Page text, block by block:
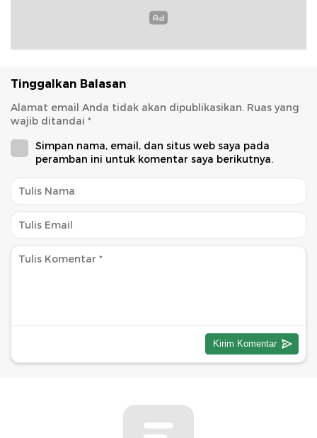
Tinggalkan Balasan
Alamat email Anda tidak akan dipublikasikan. Ruas yang
wajib ditandai *
Simpan nama, email, dan situs web saya pada
peramban ini untuk komentar saya berikutnya.